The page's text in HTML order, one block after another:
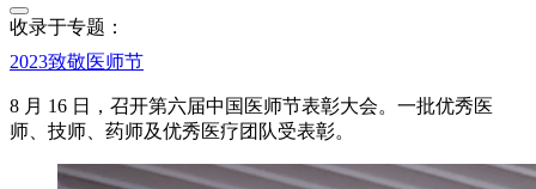
收录于专题：
2023致敬医师节
8 月 16 日，召开第六届中国医师节表彰大会。一批优秀医
师、技师、药师及优秀医疗团队受表彰。